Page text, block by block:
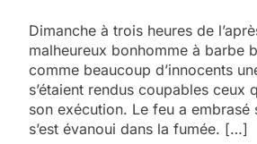
Dimanche à trois heures de
malheureux bonhomme à barbe
comme beaucoup d’innocents
s’étaient rendus coupables ceux
son exécution. Le feu a embrasé
s’est évanoui dans la fumée. […]